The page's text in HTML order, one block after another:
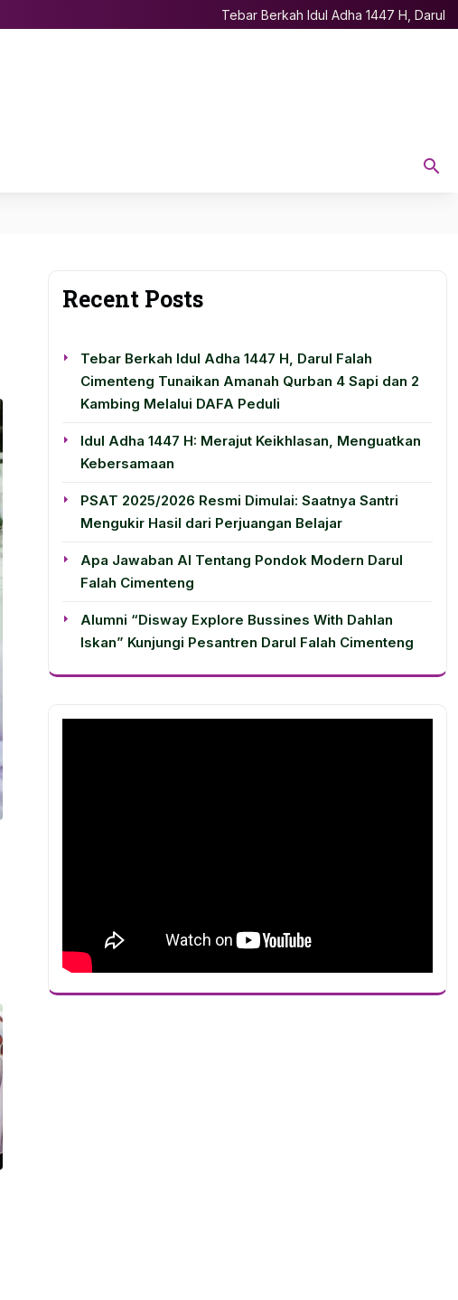
Tebar Berkah Idul Adha 1447 H, Darul Falah
Recent Posts
Tebar Berkah Idul Adha 1447 H, Darul Falah
Cimenteng Tunaikan Amanah Qurban 4 Sapi dan 2
Kambing Melalui DAFA Peduli
Idul Adha 1447 H: Merajut Keikhlasan, Menguatkan
Kebersamaan
PSAT 2025/2026 Resmi Dimulai: Saatnya Santri
Mengukir Hasil dari Perjuangan Belajar
Apa Jawaban AI Tentang Pondok Modern Darul
Falah Cimenteng
Alumni “Disway Explore Bussines With Dahlan
Iskan” Kunjungi Pesantren Darul Falah Cimenteng